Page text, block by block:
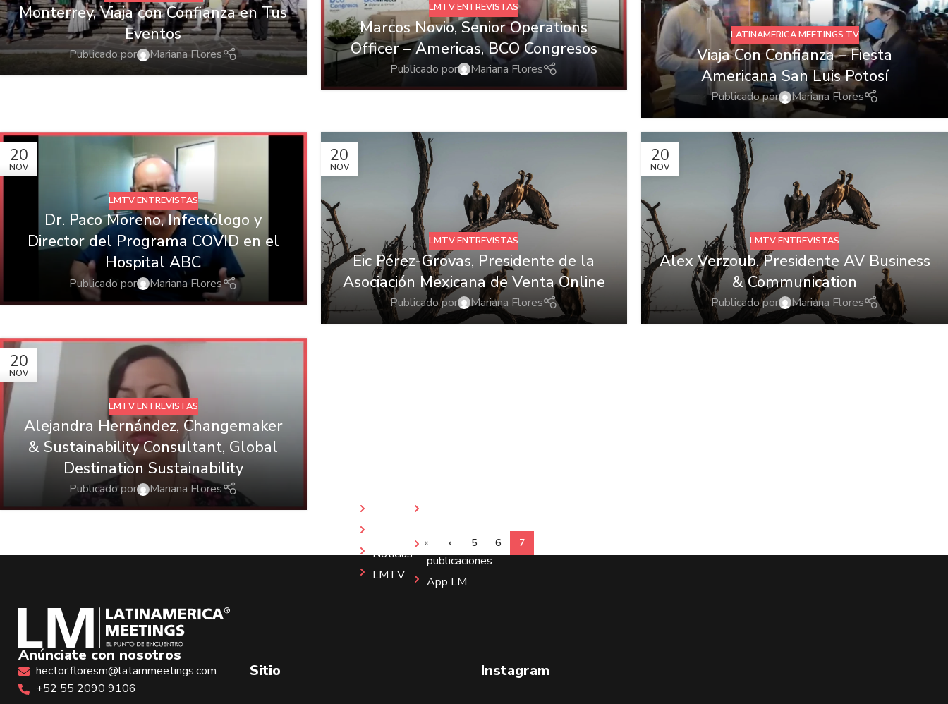
Monterrey, Viaja con Confianza en Tus
Eventos
Publicado por Mariana Flores
LMTV ENTREVISTAS
Marcos Novio, Senior Operations
Officer – Americas, BCO Congresos
Publicado por Mariana Flores
LATINAMERICA MEETINGS TV
Viaja Con Confianza – Fiesta
Americana San Luis Potosí
Publicado por Mariana Flores
20
NOV
LMTV ENTREVISTAS
Dr. Paco Moreno, Infectólogo y
Director del Programa COVID en el
Hospital ABC
Publicado por Mariana Flores
20
NOV
LMTV ENTREVISTAS
Eic Pérez-Grovas, Presidente de la
Asociación Mexicana de Venta Online
Publicado por Mariana Flores
20
NOV
LMTV ENTREVISTAS
Alex Verzoub, Presidente AV Business
& Communication
Publicado por Mariana Flores
20
NOV
LMTV ENTREVISTAS
Alejandra Hernández, Changemaker
& Sustainability Consultant, Global
Destination Sustainability
Publicado por Mariana Flores
« ‹ 5 6 7
Anúnciate con nosotros
hector.floresm@latammeetings.com
+52 55 2090 9106
Sitio
Noticias
LMTV
Más
publicaciones
App LM
Instagram